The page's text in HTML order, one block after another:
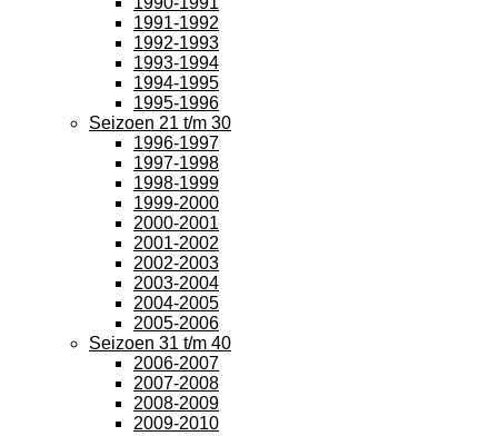
1991-1992
1992-1993
1993-1994
1994-1995
1995-1996
Seizoen 21 t/m 30
1996-1997
1997-1998
1998-1999
1999-2000
2000-2001
2001-2002
2002-2003
2003-2004
2004-2005
2005-2006
Seizoen 31 t/m 40
2006-2007
2007-2008
2008-2009
2009-2010